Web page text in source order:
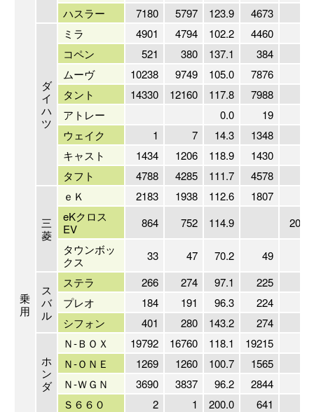
乗
用
ハスラー 7180 5797 123.9 4673
ダ
イ
ハ
ツ
ミラ 4901 4794 102.2 4460
コペン
521 380 137.1 384
ムーヴ
10238 9749 105.0 7876
タント
14330 12160 117.8 7988
アトレー
0.0 19
ウェイク
1 7 14.3 1348
キャスト
1434 1206 118.9 1430
タフト
4788 4285 111.7 4578
三
菱
ｅＫ 2183 1938 112.6 1807
eKクロス
EV
864 752 114.9
タウンボッ
クス
33 47 70.2 49
ス
バ
ル
ステラ 266 274 97.1 225
プレオ
184 191 96.3 224
シフォン
401 280 143.2 274
ホ
ン
ダ
Ｎ-ＢＯＸ 19792 16760 118.1 19215
Ｎ-ＯＮＥ
1269 1260 100.7 1565
Ｎ-ＷＧＮ
3690 3837 96.2 2844
Ｓ６６０
2 1 200.0 641